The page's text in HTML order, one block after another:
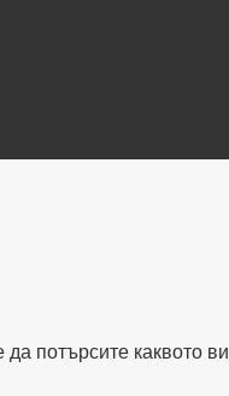
потърсите каквото ви